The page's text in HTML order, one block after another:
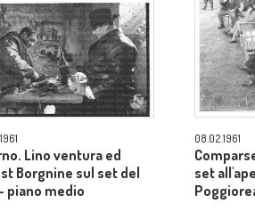
Lino ventura ed
Borgnine sul set del
piano medio
08.02.1961
set